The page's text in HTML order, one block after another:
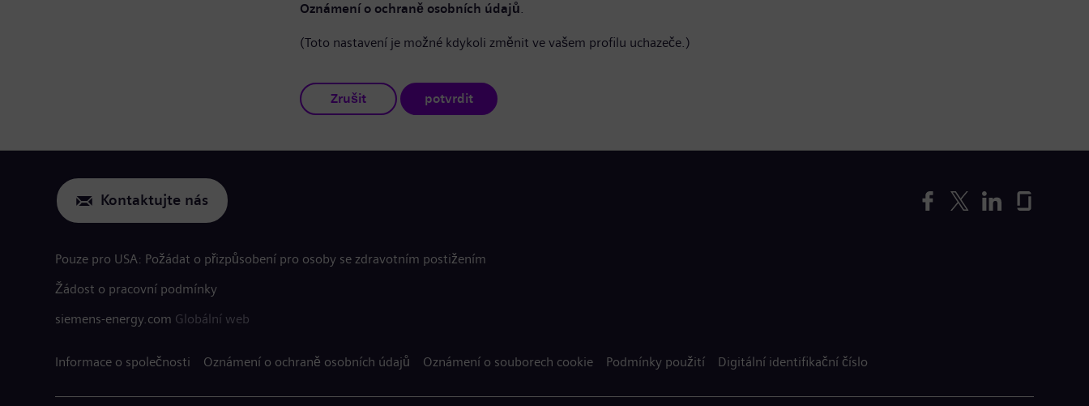
Oznámení o ochraně osobních údajů.
(Toto nastavení je možné kdykoli změnit ve vašem profilu uchazeče.)
Zrušit potvrdit
Kontaktujte nás
Pouze pro USA: Požádat o přizpůsobení pro osoby se zdravotním postižením
Žádost o pracovní podmínky
siemens-energy.com Globální web
Informace o společnosti Oznámení o ochraně osobních údajů Oznámení o souborech cookie Podmínky použití Digitální identifikační číslo